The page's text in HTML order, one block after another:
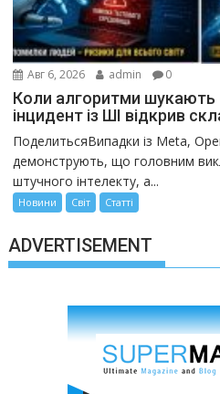
Авг 6, 2026 admin 0
Коли алгоритми шукають
інцидент із ШІ відкрив
ПоделитьсяВипадки із Meta,
демонструють, що головним
штучного інтелекту, а...
Новини Світ Статті
ADVERTISEMENT